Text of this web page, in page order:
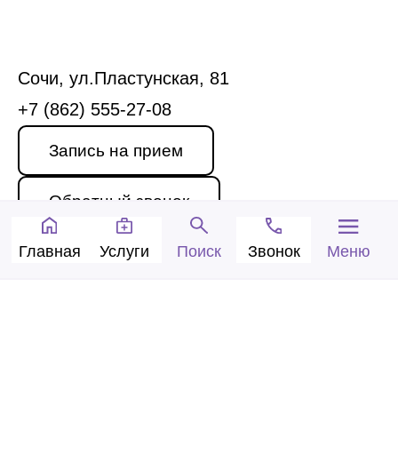
Сочи, ул.Пластунская, 81
+7 (862) 555-27-08
Запись на прием
Обратный звонок
Главная Услуги Поиск Звонок Меню